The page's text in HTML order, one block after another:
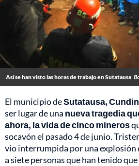
Así se han visto las horas de trabajo en Sutatausa
El municipio deSutatausa,
ser lugar de una nueva tragedia
ahora, la vida de cinco mineros
socavón el pasado 4 de junio.
vio interrumpida por una explosión
a siete personas que han tenido